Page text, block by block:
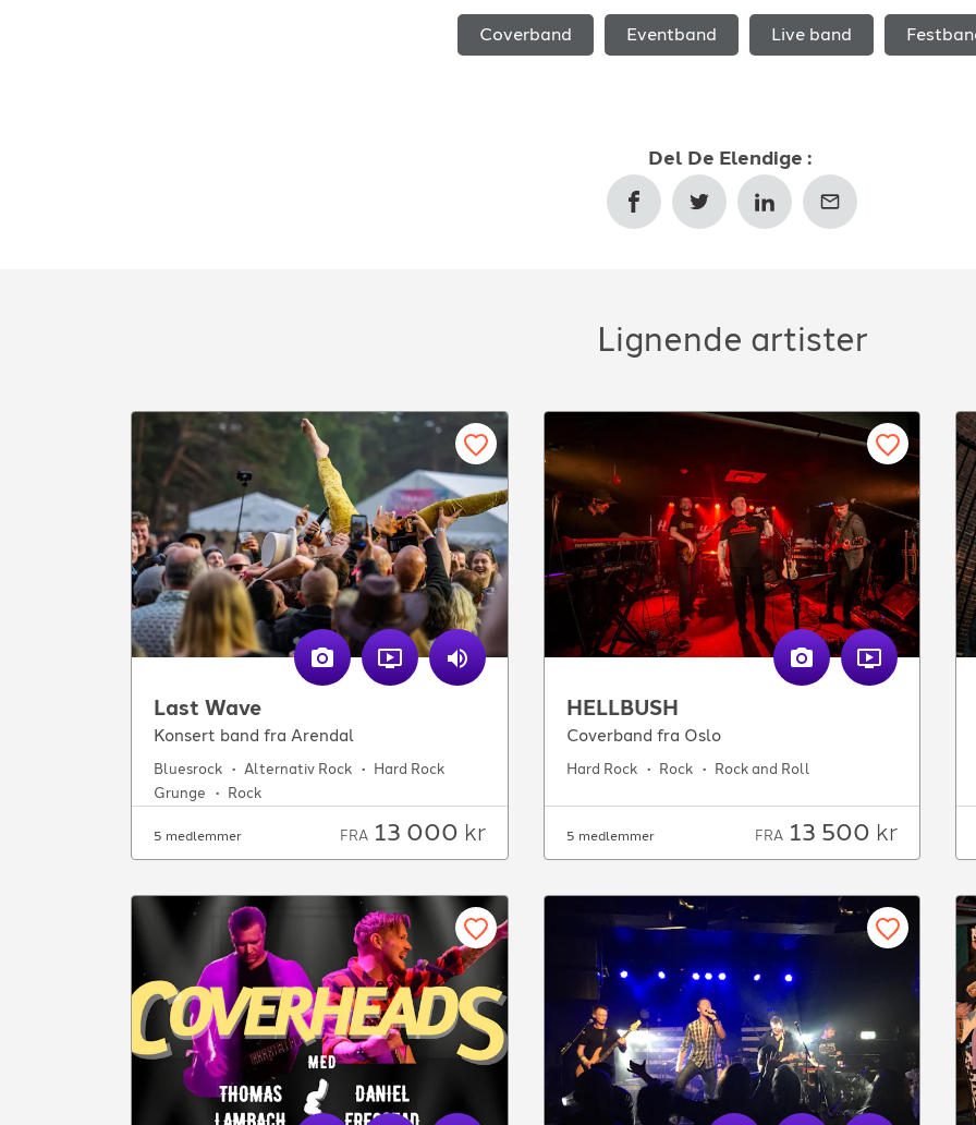
Coverband Eventband Live band
Del De Elendige :
Lignende artister
Last Wave
Konsert band fra Arendal
Bluesrock Alternativ Rock
Hard Rock
Grunge
Rock
5 medlemmer FRA 13 000 kr
HELLBUSH
Coverband fra Oslo
Hard Rock Rock Rock and Roll
5 medlemmer FRA 13 500 kr